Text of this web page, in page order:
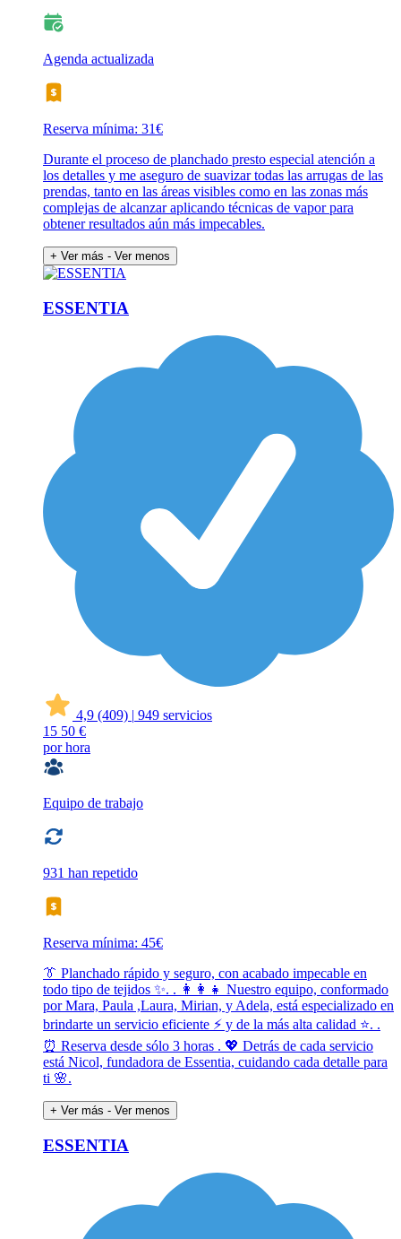
Agenda actualizada
Reserva mínima: 31€
Durante el proceso de planchado presto especial atención a
los detalles y me aseguro de suavizar todas las arrugas de las
prendas, tanto en las áreas visibles como en las zonas más
complejas de alcanzar aplicando técnicas de vapor para
obtener resultados aún más impecables.
+ Ver más - Ver menos
ESSENTIA
4,9 (409) | 949 servicios
15 50 €
por hora
Equipo de trabajo
931 han repetido
Reserva mínima: 45€
👔 Planchado rápido y seguro, con acabado impecable en
todo tipo de tejidos ✨. . 👩‍👩‍👧 Nuestro equipo, conformado
por Mara, Paula ,Laura, Mirian, y Adela, está especializado en
brindarte un servicio eficiente ⚡ y de la más alta calidad ⭐. .
⏰ Reserva desde sólo 3 horas . 💖 Detrás de cada servicio
está Nicol, fundadora de Essentia, cuidando cada detalle para
ti 🌸.
+ Ver más - Ver menos
ESSENTIA